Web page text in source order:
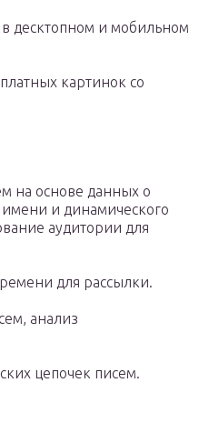
десктопном и мобильном
картинок со
на основе данных о
имени и динамического
аудитории для
для рассылки.
анализ
цепочек писем.